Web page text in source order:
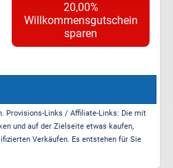
20,00%
Willkommensgutschein
sparen
Provisions-Links / Affiliate-Links: Die mit
und auf der Zielseite etwas kaufen,
Verkäufen. Es entstehen für Sie